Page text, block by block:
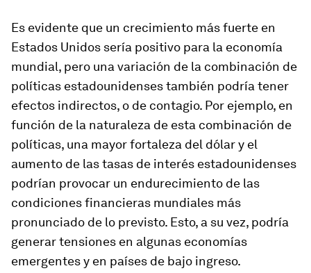
Es evidente que un crecimiento más fuerte en
Estados Unidos sería positivo para la economía
mundial, pero una variación de la combinación de
políticas estadounidenses también podría tener
efectos indirectos, o de contagio. Por ejemplo, en
función de la naturaleza de esta combinación de
políticas, una mayor fortaleza del dólar y el
aumento de las tasas de interés estadounidenses
podrían provocar un endurecimiento de las
condiciones financieras mundiales más
pronunciado de lo previsto. Esto, a su vez, podría
generar tensiones en algunas economías
emergentes y en países de bajo ingreso.